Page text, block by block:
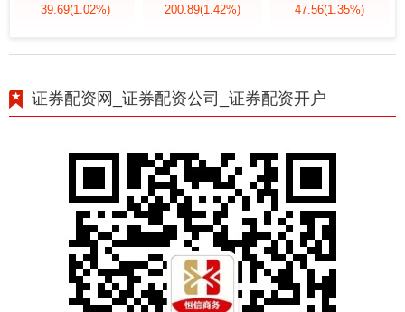
39.69(1.02%) 200.89(1.42%) 47.56(1.35%)
证券配资网_证券配资公司_证券配资开户